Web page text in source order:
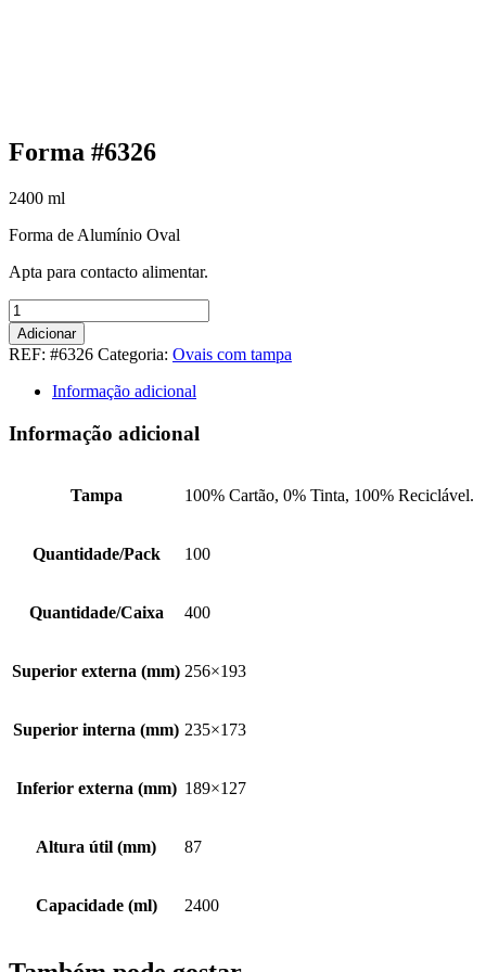
Forma #6326
2400 ml
Forma de Alumínio Oval
Apta para contacto alimentar.
Quantidade
de
Forma
#6326
Adicionar
REF: #6326 Categoria: Ovais com tampa
Informação adicional
Informação adicional
Tampa 100% Cartão, 0% Tinta, 100% Reciclável.
Quantidade/Pack 100
Quantidade/Caixa 400
Superior externa (mm) 256×193
Superior interna (mm) 235×173
Inferior externa (mm) 189×127
Altura útil (mm) 87
Capacidade (ml) 2400